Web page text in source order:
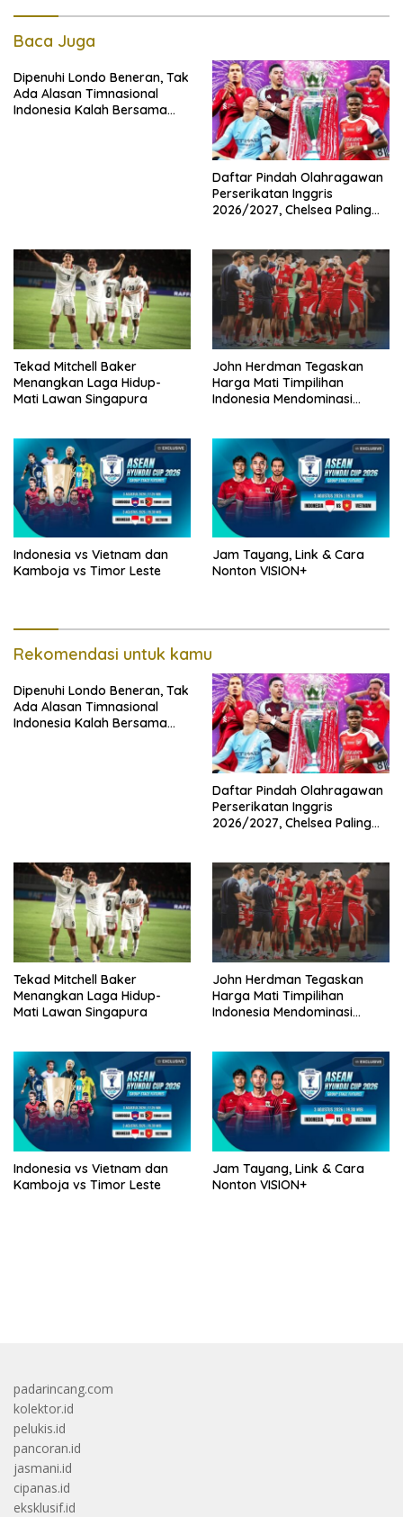
Baca Juga
Dipenuhi Londo Beneran, Tak
Ada Alasan Timnasional
Indonesia Kalah Bersama
Daftar Pindah Olahragawan
Perserikatan Inggris
2026/2027, Chelsea Paling
Tekad Mitchell Baker
Menangkan Laga Hidup-
Mati Lawan Singapura
John Herdman Tegaskan
Harga Mati Timpilihan
Indonesia Mendominasi
Indonesia vs Vietnam dan
Kamboja vs Timor Leste
Jam Tayang, Link & Cara
Nonton VISION+
Rekomendasi untuk kamu
Dipenuhi Londo Beneran, Tak
Ada Alasan Timnasional
Indonesia Kalah Bersama
Daftar Pindah Olahragawan
Perserikatan Inggris
2026/2027, Chelsea Paling
Tekad Mitchell Baker
Menangkan Laga Hidup-
Mati Lawan Singapura
John Herdman Tegaskan
Harga Mati Timpilihan
Indonesia Mendominasi
Indonesia vs Vietnam dan
Kamboja vs Timor Leste
Jam Tayang, Link & Cara
Nonton VISION+
padarincang.com
kolektor.id
pelukis.id
pancoran.id
jasmani.id
cipanas.id
eksklusif.id